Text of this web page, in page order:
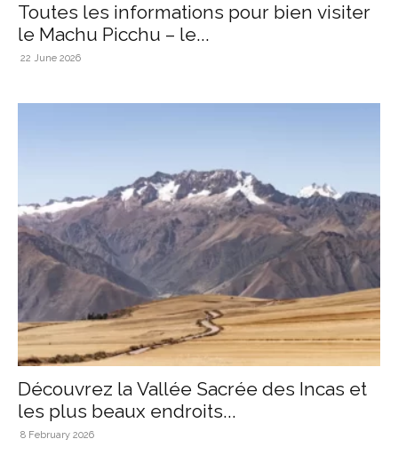
Toutes les informations pour bien visiter
le Machu Picchu – le...
22 June 2026
Découvrez la Vallée Sacrée des Incas et
les plus beaux endroits...
8 February 2026